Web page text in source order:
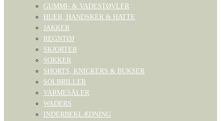
GUMMI- & VADESTØVLER
HUER, HANDSKER & HATTE
JAKKER
REGNTØJ
SKJORTER
SOKKER
SHORTS, KNICKERS & BUKSER
SOLBRILLER
VARMESÅLER
WADERS
INDERBEKLÆDNING